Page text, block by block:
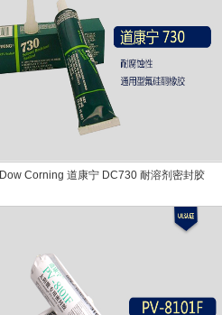
Dow Corning 道康宁 DC730 耐溶剂密封胶